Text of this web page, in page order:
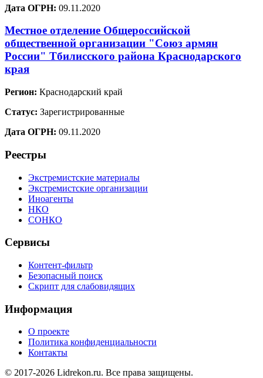
Дата ОГРН: 09.11.2020
Местное отделение Общероссийской
общественной организации "Союз армян
России" Тбилисского района Краснодарского
края
Регион: Краснодарский край
Статус: Зарегистрированные
Дата ОГРН: 09.11.2020
Реестры
Экстремистские материалы
Экстремистские организации
Иноагенты
НКО
СОНКО
Сервисы
Контент-фильтр
Безопасный поиск
Скрипт для слабовидящих
Информация
О проекте
Политика конфиденциальности
Контакты
© 2017-2026 Lidrekon.ru. Все права защищены.